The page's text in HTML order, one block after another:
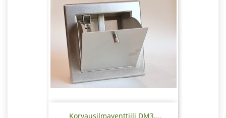
Korvausilmaventtiili DM3,...